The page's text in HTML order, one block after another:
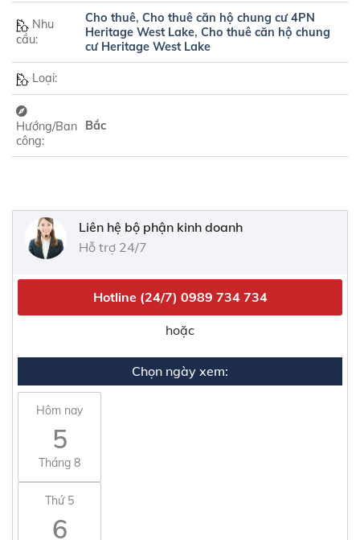
Nhu
cầu:
Cho thuê, Cho thuê căn hộ chung cư 4PN
Heritage West Lake, Cho thuê căn hộ chung
cư Heritage West Lake
Loại:
Hướng/Ban
công:
Bắc
Liên hệ bộ phận kinh doanh
Hỗ trợ 24/7
Hotline (24/7) 0989 734 734
hoặc
Chọn ngày xem:
Hôm nay
5
Tháng 8
Thứ 5
6